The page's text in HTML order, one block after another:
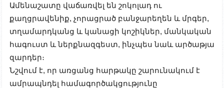
Ամենաշատը վաճառվել են շոկոլադ ու
քաղցրավենիք, չորացրած բանջարեղեն և մրգեր,
տղամարդկանց և կանացի կոշիկներ, մանկական
հագուստ և ներքնազգեստ, ինչպես նաև արծաթյա
զարդեր։
Նշվում է, որ առցանց հարթակը շարունակում է
ամրապնդել համագործակցությունը